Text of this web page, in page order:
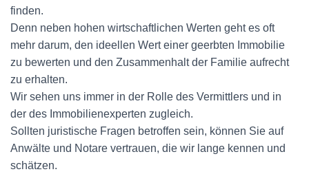
finden.
Denn neben hohen wirtschaftlichen Werten geht es oft
mehr darum, den ideellen Wert einer geerbten Immobilie
zu bewerten und den Zusammenhalt der Familie aufrecht
zu erhalten.
Wir sehen uns immer in der Rolle des Vermittlers und in
der des Immobilienexperten zugleich.
Sollten juristische Fragen betroffen sein, können Sie auf
Anwälte und Notare vertrauen, die wir lange kennen und
schätzen.